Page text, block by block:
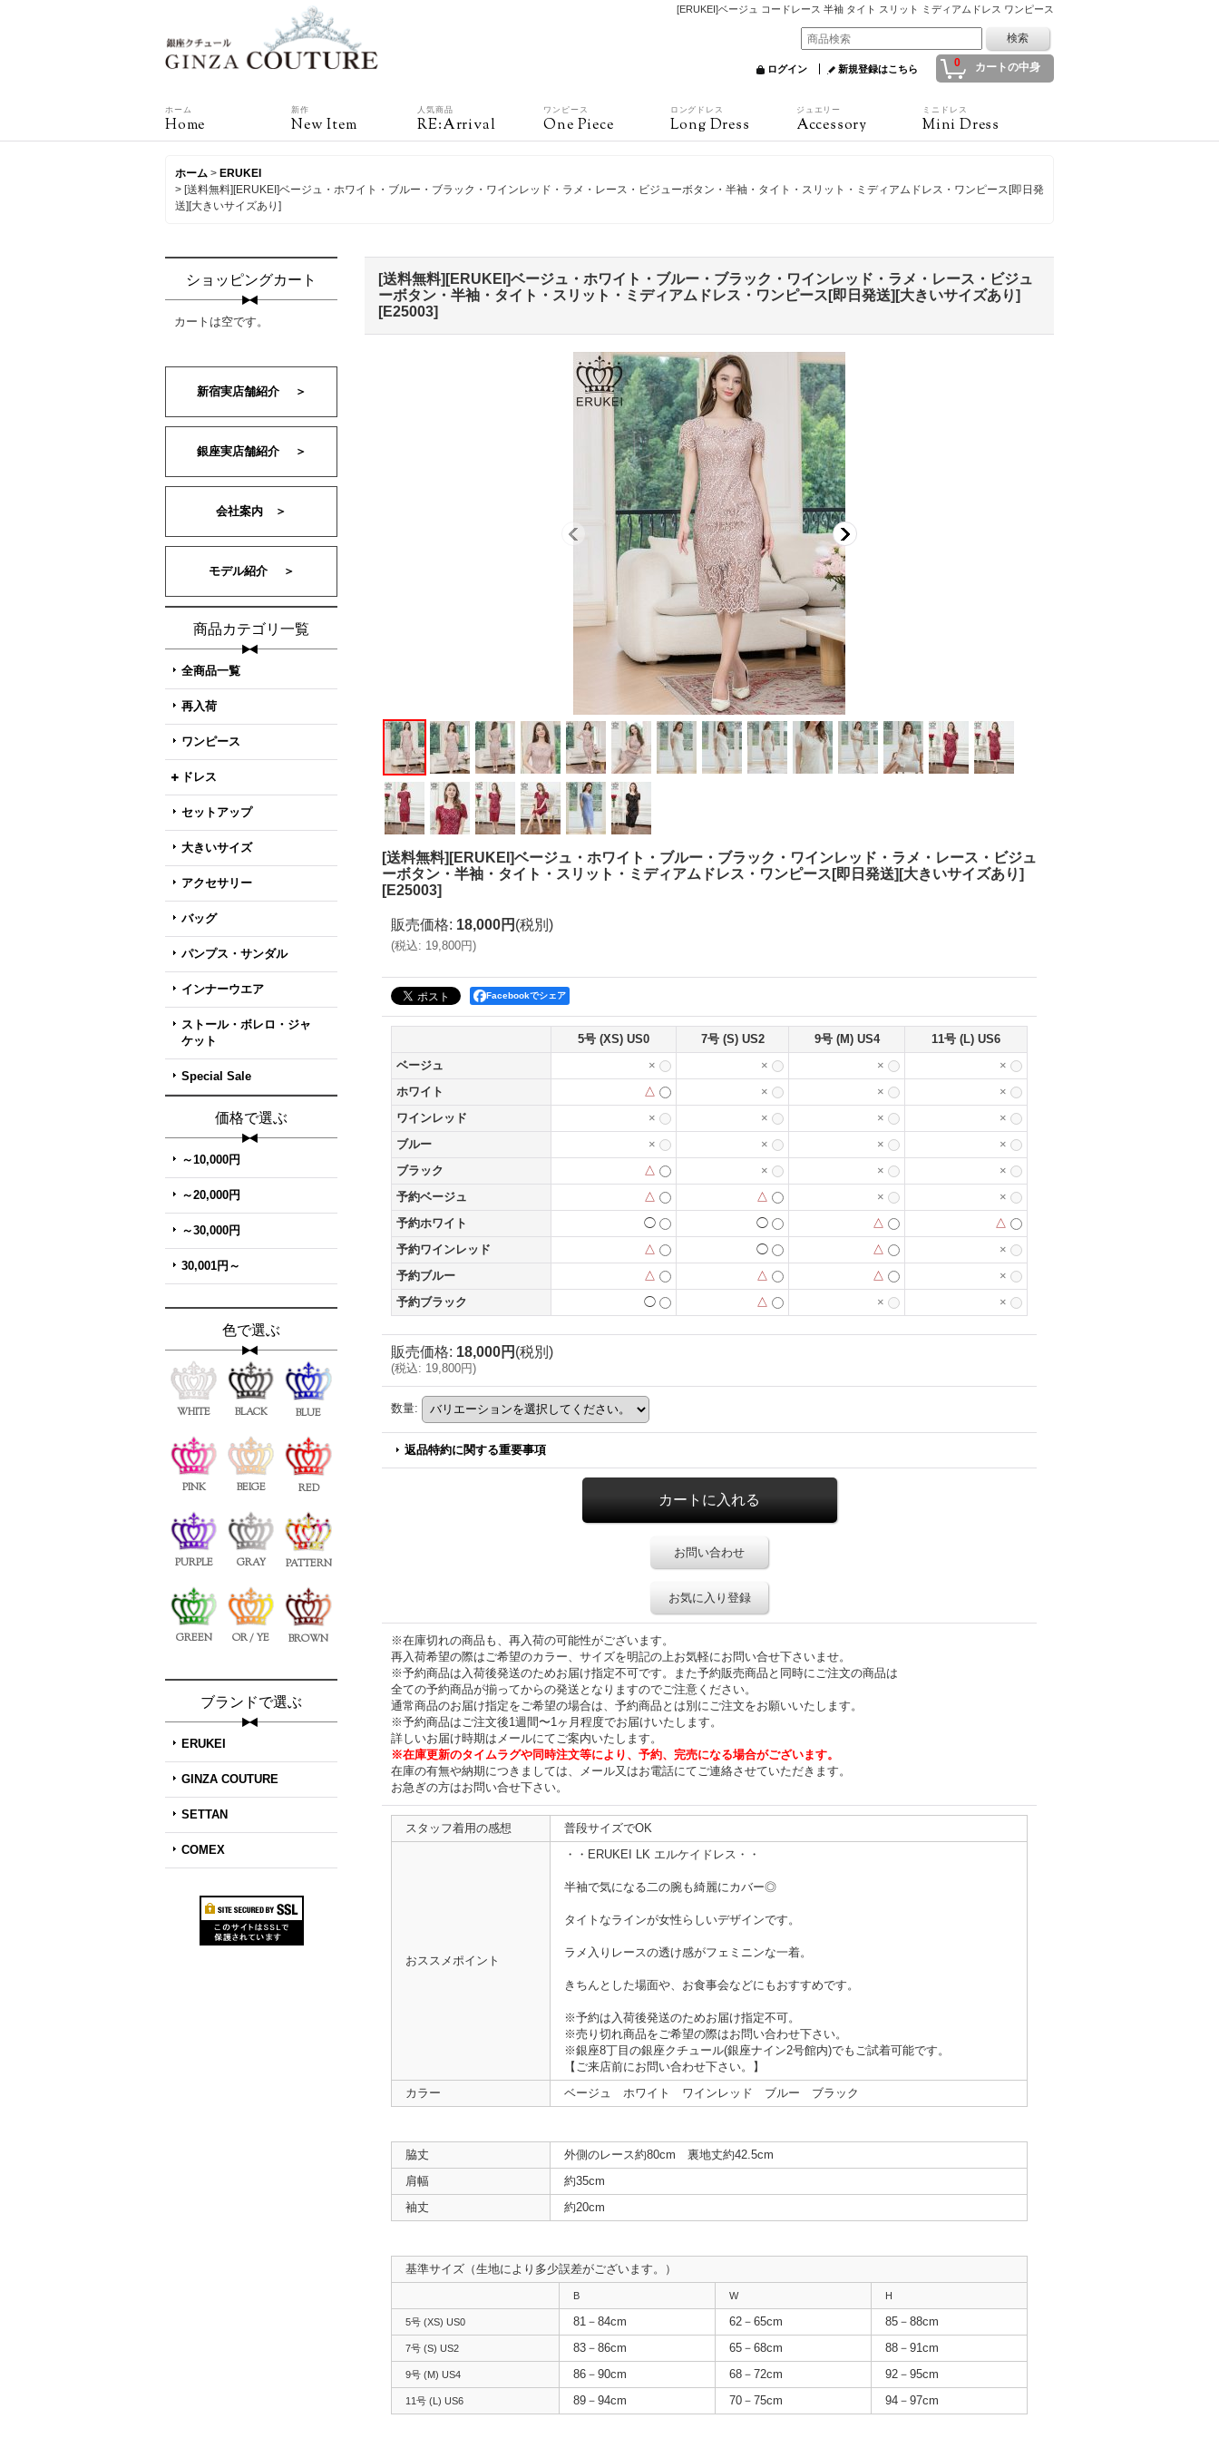
[ERUKEI]ベージュ コードレース 半袖 タイト スリット ミディアムドレス ワンピース
0 カートの中身
ログイン 新規登録はこちら
ホーム
Home
新作
New Item
人気商品
RE:Arrival
ワンピース
One Piece
ロングドレス
Long Dress
ジュエリー
Accessory
ミニドレス
Mini Dress
ホーム > ERUKEI
> [送料無料][ERUKEI]ベージュ・ホワイト・ブルー・ブラック・ワインレッド・ラメ・レース・ビジューボタン・半袖・タイト・スリット・ミディアムドレス・ワンピース[即日発
送][大きいサイズあり]
ショッピングカート
カートは空です。
新宿実店舗紹介 ＞
銀座実店舗紹介 ＞
会社案内 ＞
モデル紹介 ＞
商品カテゴリ一覧
全商品一覧
再入荷
ワンピース
ドレス
セットアップ
大きいサイズ
アクセサリー
バッグ
パンプス・サンダル
インナーウエア
ストール・ボレロ・ジャ
ケット
Special Sale
価格で選ぶ
～10,000円
～20,000円
～30,000円
30,001円～
色で選ぶ
WHITE BLACK BLUE
PINK BEIGE RED
PURPLE GRAY PATTERN
GREEN OR / YE BROWN
ブランドで選ぶ
ERUKEI
GINZA COUTURE
SETTAN
COMEX
[送料無料][ERUKEI]ベージュ・ホワイト・ブルー・ブラック・ワインレッド・ラメ・レース・ビジュ
ーボタン・半袖・タイト・スリット・ミディアムドレス・ワンピース[即日発送][大きいサイズあり]
[E25003]
[送料無料][ERUKEI]ベージュ・ホワイト・ブルー・ブラック・ワインレッド・ラメ・レース・ビジュ
ーボタン・半袖・タイト・スリット・ミディアムドレス・ワンピース[即日発送][大きいサイズあり]
[E25003]
販売価格: 18,000円 (税別)
(税込: 19,800円)
Facebookでシェア
5号 (XS) US0 7号 (S) US2 9号 (M) US4
11号 (L) US6
ベージュ
× × ×
×
ホワイト
△ × ×
×
ワインレッド
× × ×
×
ブルー
× × ×
×
ブラック
△ × ×
×
予約ベージュ
△ △ ×
×
予約ホワイト
◯ ◯ △
△
予約ワインレッド
△ ◯ △
×
予約ブルー
△ △ △
×
予約ブラック
◯ △ × ×
販売価格: 18,000円 (税別)
(税込: 19,800円)
数量:
返品特約に関する重要事項
お問い合わせ
お気に入り登録
※在庫切れの商品も、再入荷の可能性がございます。
再入荷希望の際はご希望のカラー、サイズを明記の上お気軽にお問い合せ下さいませ。
※予約商品は入荷後発送のためお届け指定不可です。また予約販売商品と同時にご注文の商品は
全ての予約商品が揃ってからの発送となりますのでご注意ください。
通常商品のお届け指定をご希望の場合は、予約商品とは別にご注文をお願いいたします。
※予約商品はご注文後1週間〜1ヶ月程度でお届けいたします。
詳しいお届け時期はメールにてご案内いたします。
※在庫更新のタイムラグや同時注文等により、予約、完売になる場合がございます。
在庫の有無や納期につきましては、メール又はお電話にてご連絡させていただきます。
お急ぎの方はお問い合せ下さい。
スタッフ着用の感想 普段サイズでOK
おススメポイント
・・ERUKEI LK エルケイドレス・・
半袖で気になる二の腕も綺麗にカバー◎
タイトなラインが女性らしいデザインです。
ラメ入りレースの透け感がフェミニンな一着。
きちんとした場面や、お食事会などにもおすすめです。
※予約は入荷後発送のためお届け指定不可。
※売り切れ商品をご希望の際はお問い合わせ下さい。
※銀座8丁目の銀座クチュール(銀座ナイン2号館内)でもご試着可能です。
【ご来店前にお問い合わせ下さい。】
カラー
ベージュ ホワイト ワインレッド ブルー ブラック
脇丈
外側のレース約80cm 裏地丈約42.5cm
肩幅
約35cm
袖丈
約20cm
基準サイズ（生地により多少誤差がございます。）
B W H
5号 (XS) US0 81－84cm 62－65cm 85－88cm
7号 (S) US2 83－86cm 65－68cm 88－91cm
9号 (M) US4 86－90cm 68－72cm 92－95cm
11号 (L) US6 89－94cm 70－75cm 94－97cm